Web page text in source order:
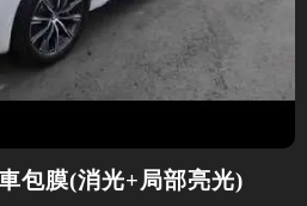
包膜(消光+局部亮光)